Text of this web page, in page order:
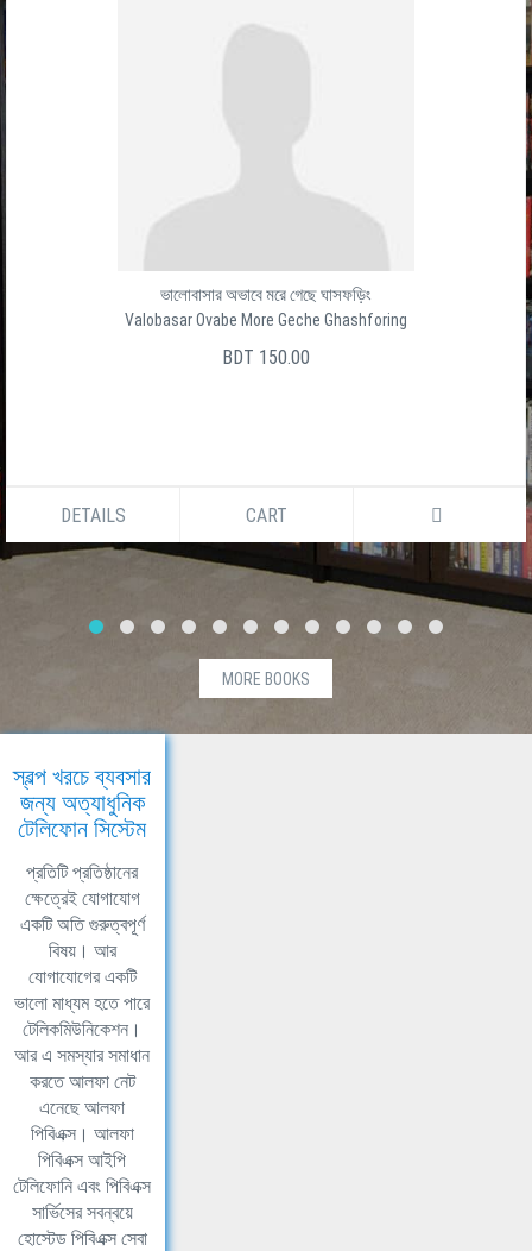
ভালোবাসার অভাবে মরে গেছে ঘাসফড়িং
Valobasar Ovabe More Geche Ghashforing
BDT 150.00
DETAILS CART
MORE BOOKS
স্বল্প খরচে ব্যবসার
জন্য অত্যাধুনিক
টেলিফোন সিস্টেম
প্রতিটি প্রতিষ্ঠানের
ক্ষেত্রেই যোগাযোগ
একটি অতি গুরুত্বপূর্ণ
বিষয়। আর
যোগাযোগের একটি
ভালো মাধ্যম হতে পারে
টেলিকমিউনিকেশন।
আর এ সমস্যার সমাধান
করতে আলফা নেট
এনেছে আলফা
পিবিএক্স। আলফা
পিবিএক্স আইপি
টেলিফোনি এবং পিবিএক্স
সার্ভিসের সবন্বয়ে
হোস্টেড পিবিএক্স সেবা